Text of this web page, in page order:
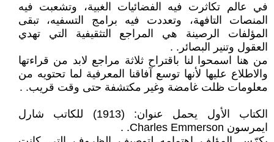
في عالم تكاثرت فيه الفضائيات الغبية، وتشعبت فيه
المنصات التافهة، وتعددت فيه برامج التسفيه، تبقى
المؤلفات الرصينة هي المراجع التثقيفية التي تهدي
العقول وتنير البصائر. .
من هنا اسمحوا لنا باقتراح ثلاثة مراجع لابد من قراءتها
والاطلاع عليها لأنها توسع آفاقنا المعرفية لما تحتويه من
معلومات ظلت غامضة وغير مكتشفة حتى وقت قريب. .
الكتاب الأول يحمل عنوان: (1913) للكاتب شارل
ايمرسون Charles Emmerson. .